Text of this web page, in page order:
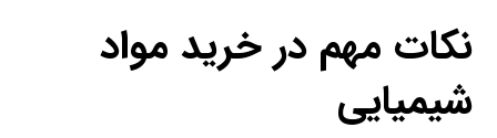
نکات مهم در خرید مواد
شیمیایی